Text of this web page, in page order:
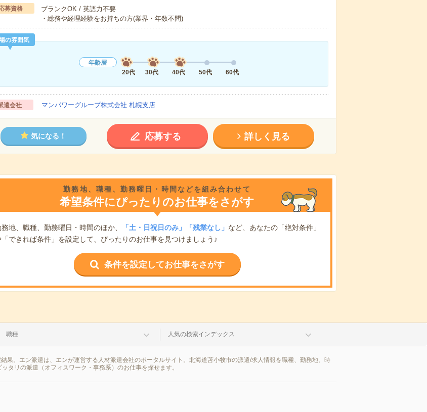
募資格
ブランクOK / 英語力不要
・総務や経理経験をお持ちの方(業界・年数不問)
の雰囲気
年齢層
20代
30代 40代 50代 60代
遣会社 マンパワーグループ株式会社 札幌支店
気になる！ 応募する 詳しく見る
勤務地、職種、勤務曜日・時間などを組み合わせて
希望条件にぴったりのお仕事をさがす
地、職種、勤務曜日・時間のほか、 「土・日祝日のみ」「残業なし」 など、あなたの「絶対条件」
「できれば条件」を設定して、ぴったりのお仕事を見つけましょう♪
条件を設定してお仕事をさがす
職種 人気の検索インデックス
果。エン派遣は、エンが運営する人材派遣会社のポータルサイト。北海道苫小牧市の派遣/求人情報を職種、勤務地、時
タリの派遣（オフィスワーク・事務系）のお仕事を探せます。